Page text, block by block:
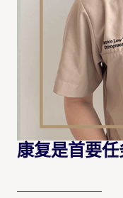
康复是首要任